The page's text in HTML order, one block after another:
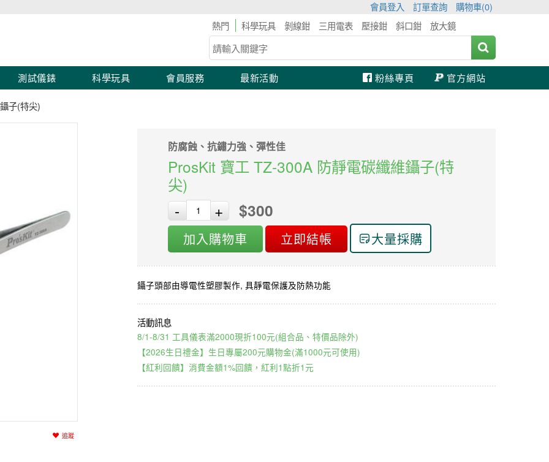
會員登入 訂單查詢 購物車(0)
科學玩具
剝線鉗 三用電表 壓接鉗 斜口鉗 放大鏡
測試儀錶 科學玩具 會員服務 最新活動 官方網站
粉絲專頁
子(特尖)
追蹤
防腐蝕、抗鏽力強、彈性佳
ProsKit 寶工 TZ-300A 防靜電碳纖維鑷子(特
尖)
-
+ $300
加入購物車 立即結帳 大量採購
鑷子頭部由導電性塑膠製作, 具靜電保護及防熱功能
8/1-8/31 工具儀表滿2000現折100元(組合品、特價品除外)
【2026生日禮金】生日專屬200元購物金(滿1000元可使用)
【紅利回饋】消費金額1%回饋，紅利1點折1元